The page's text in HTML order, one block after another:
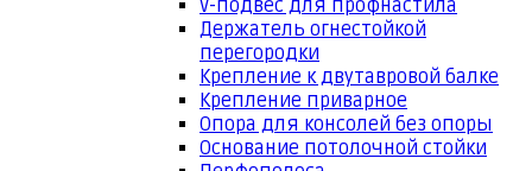
V-подвес для профнастила
Держатель огнестойкой
перегородки
Крепление к двутавровой балке
Крепление приварное
Опора для консолей без опоры
Основание потолочной стойки